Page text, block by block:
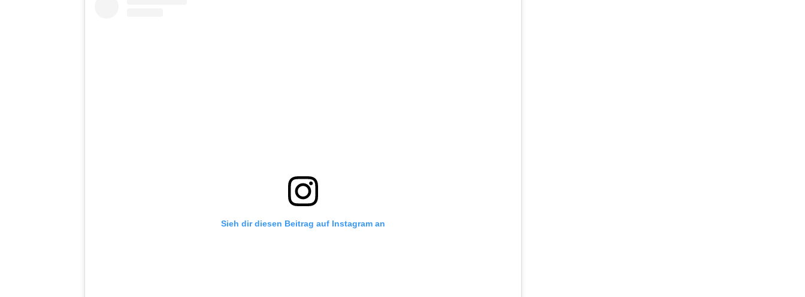
Sieh dir diesen Beitrag auf Instagram an